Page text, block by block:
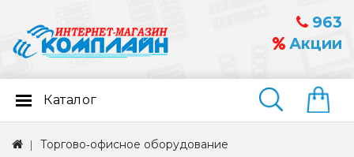
963
Акции
Найти
Каталог
Торгово‑офисное оборудование